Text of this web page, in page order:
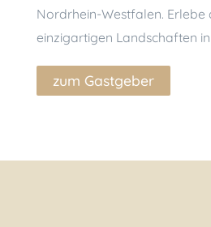
Nordrhein-Westfalen. Erlebe
einzigartigen Landschaften
zum Gastgeber